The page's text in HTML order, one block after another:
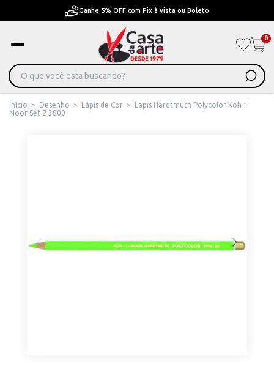
Pague em Até 6x sem juros ou ate
0
Início > Desenho > Lápis de Cor >
Lapis Hardtmuth Polycolor Koh-i-
Noor Set 2 3800